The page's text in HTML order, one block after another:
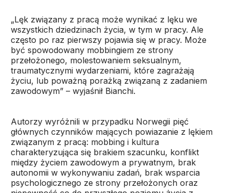
„Lęk związany z pracą może wynikać z lęku we
wszystkich dziedzinach życia, w tym w pracy. Ale
często po raz pierwszy pojawia się w pracy. Może
być spowodowany mobbingiem ze strony
przełożonego, molestowaniem seksualnym,
traumatycznymi wydarzeniami, które zagrażają
życiu, lub poważną porażką związaną z zadaniem
zawodowym” – wyjaśnił Bianchi.
Autorzy wyróżnili w przypadku Norwegii pięć
głównych czynników mających powiazanie z lękiem
związanym z pracą: mobbing i kultura
charakteryzująca się brakiem szacunku, konflikt
między życiem zawodowym a prywatnym, brak
autonomii w wykonywaniu zadań, brak wsparcia
psychologicznego ze strony przełożonych oraz